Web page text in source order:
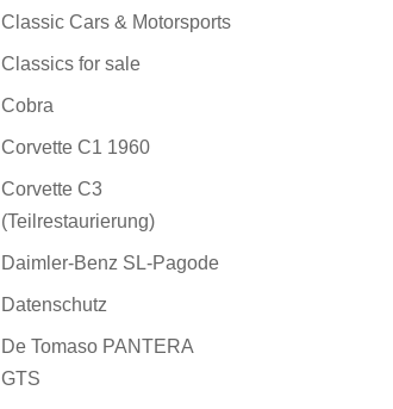
Classic Cars & Motorsports
Classics for sale
Cobra
Corvette C1 1960
Corvette C3
(Teilrestaurierung)
Daimler-Benz SL-Pagode
Datenschutz
De Tomaso PANTERA
GTS